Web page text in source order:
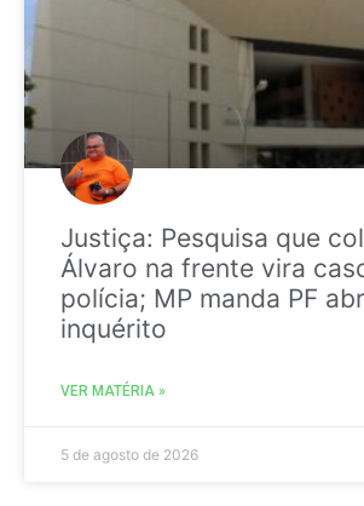
Justiça: Pesquisa que
Álvaro na frente vira
polícia; MP manda PF
inquérito
VER MATÉRIA »
5 de agosto de 2026